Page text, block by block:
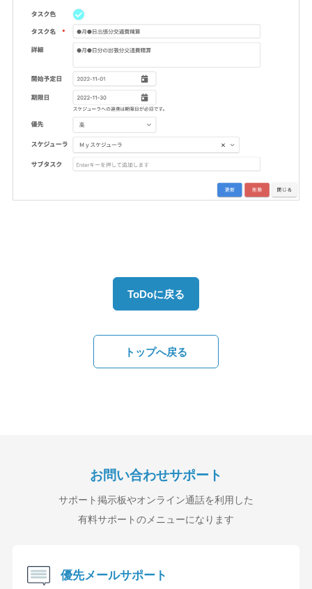
ToDoに戻る
トップへ戻る
お問い合わせサポート
サポート掲示板やオンライン通話を利用した
有料サポートのメニューになります
優先メールサポート